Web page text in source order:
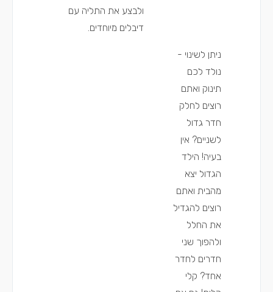
ולבצע את התליה עם
דיבלים מיוחדים.
ניתן לשינוי -
נולד לכם
תינוק ואתם
רוצים לחלק
חדר גדול
לשניים? אין
בעיה! הילד
הגדול יצא
מהבית ואתם
רוצים להגדיל
את החלל
ולהפוך שני
חדרים לחדר
אחד? קלי